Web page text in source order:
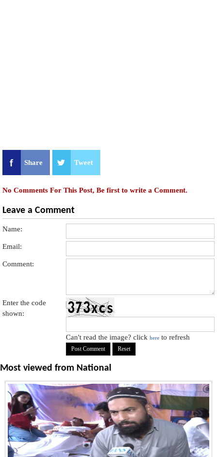
Share Tweet
No Comments For This Post, Be first to write a Comment.
Leave a Comment
Name:
Email:
Comment:
Enter the code
shown:
Can't read the image? clickhere to refresh
Most viewed from National